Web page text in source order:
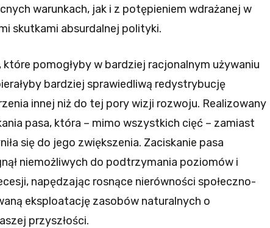
warunkach, jak i z potępieniem wdrażanej w
skutkami absurdalnej polityki.
pomogłyby w bardziej racjonalnym używaniu
bardziej sprawiedliwą redystrybucję
innej niż do tej pory wizji rozwoju. Realizowany
pasa, która – mimo wszystkich cięć – zamiast
się do jego zwiększenia. Zaciskanie pasa
niemożliwych do podtrzymania poziomów i
napędzając rosnące nierówności społeczno-
eksploatację zasobów naturalnych o
przyszłości.